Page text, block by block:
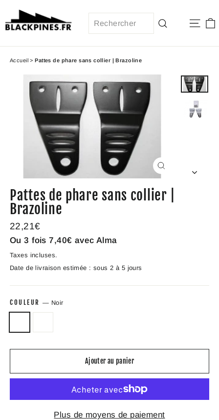
au
contenu
Accueil >Pattes de phare sans collier | Brazoline
Pattes de phare sans collier |
Brazoline
Prix
régulier
22,21€
Ou 3 fois7,40€ avec Alma
Taxes incluses.
Date de livraison estimée : sous 2 à 5 jours
COULEUR— Noir
Ajouter au panier
Plus de moyens de paiement